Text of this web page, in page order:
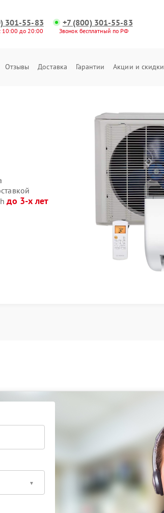
301-55-83
10:00 до 20:00
+7 (800) 301-55-83
Звонок бесплатный по РФ
Отзывы Доставка Гарантии Акции и скидки
до 3-х лет